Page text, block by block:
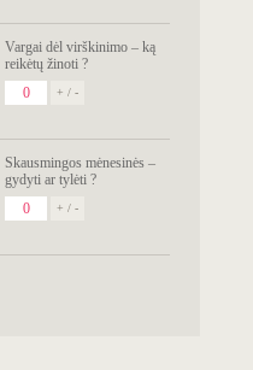
Vargai dėl virškinimo – ką
reikėtų žinoti ?
0
+ / -
Skausmingos mėnesinės –
gydyti ar tylėti ?
0
+ / -